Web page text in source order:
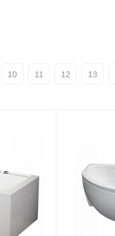
10 11 12 13